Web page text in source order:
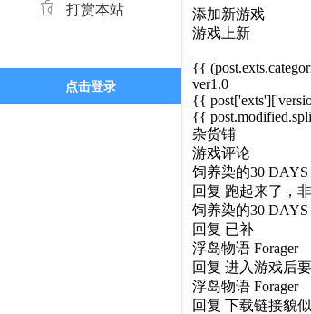
打赏本站
点击登录
添加新游戏
游戏上新
{{
ver1.0
{{
{{
杂货铺
游戏评论
饲养染的30 DAYS
回复 跑起来了，
饲养染的30 DAYS
回复 已补
浮岛物语 Forager
回复 进入游戏后
浮岛物语 Forager
回复 下载链接貌